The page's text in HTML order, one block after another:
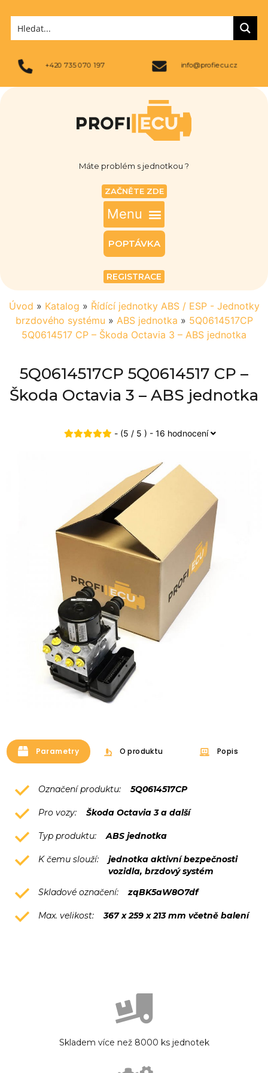
+420 735 070 197 info@profiecu.cz
Máte problém s jednotkou ?
ZAČNĚTE ZDE
POPTÁVKA
REGISTRACE
Úvod » Katalog » Řídící jednotky ABS / ESP - Jednotky
brzdového systému » ABS jednotka » 5Q0614517CP
5Q0614517 CP – Škoda Octavia 3 – ABS jednotka
5Q0614517CP 5Q0614517 CP –
Škoda Octavia 3 – ABS jednotka
- (5 / 5 ) - 16 hodnocení
Parametry O produktu Popis
Označení produktu: 5Q0614517CP
Pro vozy: Škoda Octavia 3 a další
Typ produktu: ABS jednotka
K čemu slouží:
jednotka aktivní bezpečnosti
vozidla, brzdový systém
Skladové označení:
zqBK5aW8O7df
Max. velikost: 367 x 259 x 213 mm včetně balení
Skladem více než 8000 ks jednotek